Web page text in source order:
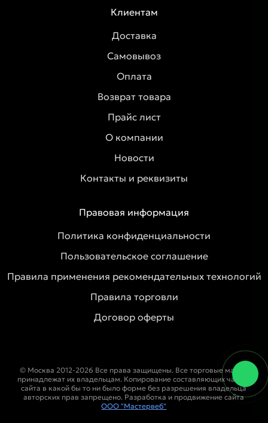
Клиентам
Доставка
Самовывоз
Оплата
Возврат товара
Прайс лист
О компании
Новости
Контакты и реквизиты
Правовая информация
Политика конфиденциальности
Пользовательское соглашение
Правила применения рекомендательных технологий
Правила торговли
Договор оферты
© Москва 2012-2026 Все права защищены. Все торговые марки
принадлежат их владельцам. Копирование составляющих частей
сайта в какой бы то ни было форме без разрешения владельца
авторских прав запрещено. Разработка и продвижение сайта
ООО "Мастервеб"